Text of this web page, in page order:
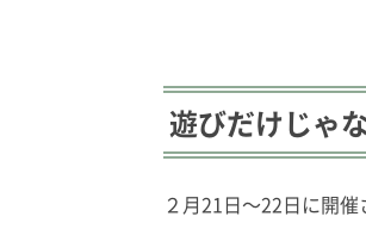
遊びだけじゃ
２月21日〜22日に開